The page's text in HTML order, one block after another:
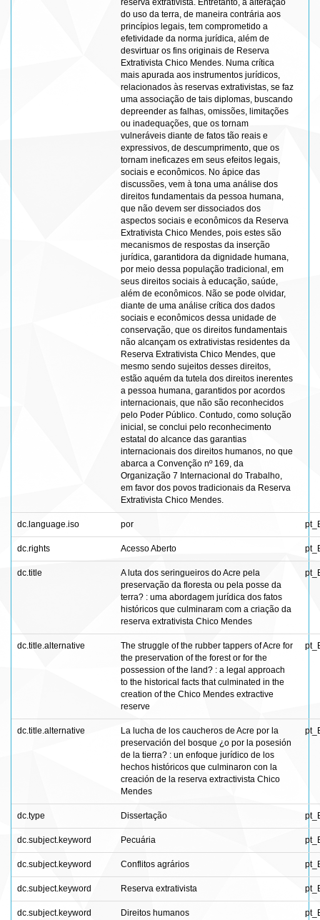
reserva extrativista. Entretanto, a alteração
do uso da terra, de maneira contrária aos
princípios legais, tem comprometido a
efetividade da norma jurídica, além de
desvirtuar os fins originais de Reserva
Extrativista Chico Mendes. Numa crítica
mais apurada aos instrumentos jurídicos,
relacionados às reservas extrativistas, se faz
uma associação de tais diplomas, buscando
depreender as falhas, omissões, limitações
ou inadequações, que os tornam
vulneráveis diante de fatos tão reais e
expressivos, de descumprimento, que os
tornam ineficazes em seus efeitos legais,
sociais e econômicos. No ápice das
discussões, vem à tona uma análise dos
direitos fundamentais da pessoa humana,
que não devem ser dissociados dos
aspectos sociais e econômicos da Reserva
Extrativista Chico Mendes, pois estes são
mecanismos de respostas da inserção
jurídica, garantidora da dignidade humana,
por meio dessa população tradicional, em
seus direitos sociais à educação, saúde,
além de econômicos. Não se pode olvidar,
diante de uma análise crítica dos dados
sociais e econômicos dessa unidade de
conservação, que os direitos fundamentais
não alcançam os extrativistas residentes da
Reserva Extrativista Chico Mendes, que
mesmo sendo sujeitos desses direitos,
estão aquém da tutela dos direitos inerentes
a pessoa humana, garantidos por acordos
internacionais, que não são reconhecidos
pelo Poder Público. Contudo, como solução
inicial, se conclui pelo reconhecimento
estatal do alcance das garantias
internacionais dos direitos humanos, no que
abarca a Convenção nº 169, da
Organização 7 Internacional do Trabalho,
em favor dos povos tradicionais da Reserva
Extrativista Chico Mendes.
dc.language.iso por
dc.rights Acesso Aberto
dc.title
A luta dos seringueiros do Acre pela
preservação da floresta ou pela posse da
terra? : uma abordagem jurídica dos fatos
históricos que culminaram com a criação da
reserva extrativista Chico Mendes
dc.title.alternative
The struggle of the rubber tappers of Acre for
the preservation of the forest or for the
possession of the land? : a legal approach
to the historical facts that culminated in the
creation of the Chico Mendes extractive
reserve
dc.title.alternative
La lucha de los caucheros de Acre por la
preservación del bosque ¿o por la posesión
de la tierra? : un enfoque jurídico de los
hechos históricos que culminaron con la
creación de la reserva extractivista Chico
Mendes
dc.type Dissertação
dc.subject.keyword Pecuária
dc.subject.keyword Conflitos agrários
dc.subject.keyword Reserva extrativista
dc.subject.keyword Direitos humanos